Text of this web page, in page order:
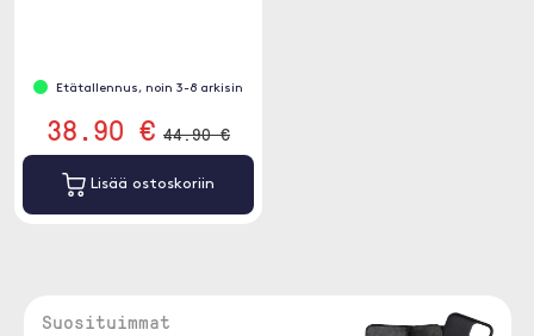
Etätallennus, noin 3-8 arkisin
38.90 € 44.90 €
Lisää ostoskoriin
Suosituimmat